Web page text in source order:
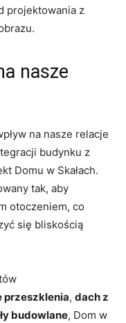
projektowania z
nasze
na nasze relacje
budynku⁤ z
Domu w Skałach.
tak, aby
otoczeniem, ⁢co‌
się bliskością
przeszklenia,⁣ dach z
budowlane,⁢ Dom w​